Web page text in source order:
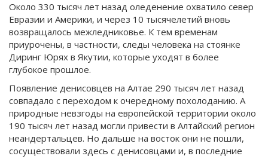
Около 330 тысяч лет назад оледенение охватило север
Евразии и Америки, и через 10 тысячелетий вновь
возвращалось межледниковье. К тем временам
приурочены, в частности, следы человека на стоянке
Диринг Юрях в Якутии, которые уходят в более
глубокое прошлое.
Появление денисовцев на Алтае 290 тысяч лет назад
совпадало с переходом к очередному похолоданию. А
природные невзгоды на европейской территории около
190 тысяч лет назад могли привести в Алтайский регион
неандертальцев. Но дальше на восток они не пошли,
сосуществовали здесь с денисовцами и, в последние